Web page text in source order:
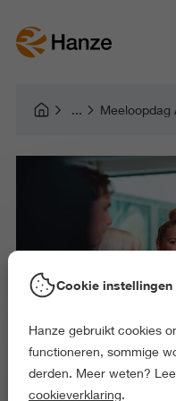
Cookie instellingen
Hanze gebruikt cookies
functioneren, sommige
derden. Meer weten?
cookieverklaring.